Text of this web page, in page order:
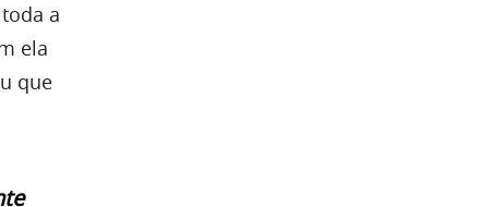
a
ela
que